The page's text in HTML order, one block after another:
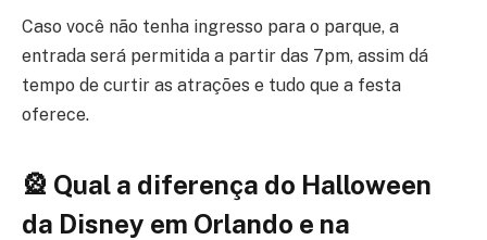
Caso você não tenha ingresso para o parque, a
entrada será permitida a partir das 7pm, assim dá
tempo de curtir as atrações e tudo que a festa
oferece.
🎡 Qual a diferença do Halloween
da Disney em Orlando e na